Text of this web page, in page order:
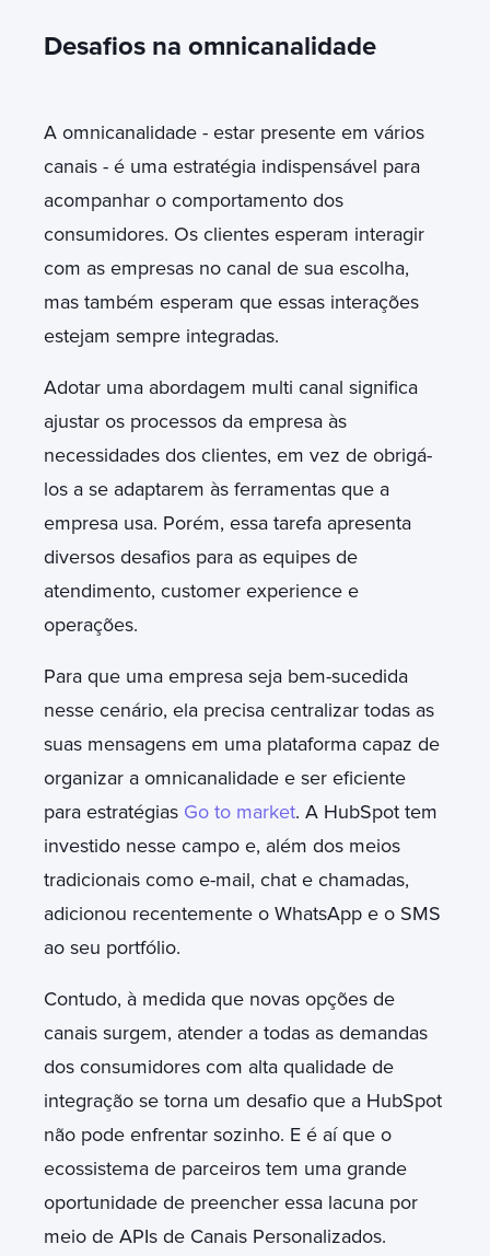
Desafios na omnicanalidade
A omnicanalidade - estar presente em vários
canais - é uma estratégia indispensável para
acompanhar o comportamento dos
consumidores. Os clientes esperam interagir
com as empresas no canal de sua escolha,
mas também esperam que essas interações
estejam sempre integradas.
Adotar uma abordagem multi canal significa
ajustar os processos da empresa às
necessidades dos clientes, em vez de obrigá-
los a se adaptarem às ferramentas que a
empresa usa. Porém, essa tarefa apresenta
diversos desafios para as equipes de
atendimento, customer experience e
operações.
Para que uma empresa seja bem-sucedida
nesse cenário, ela precisa centralizar todas as
suas mensagens em uma plataforma capaz de
organizar a omnicanalidade e ser eficiente
para estratégias Go to market. A HubSpot tem
investido nesse campo e, além dos meios
tradicionais como e-mail, chat e chamadas,
adicionou recentemente o WhatsApp e o SMS
ao seu portfólio.
Contudo, à medida que novas opções de
canais surgem, atender a todas as demandas
dos consumidores com alta qualidade de
integração se torna um desafio que a HubSpot
não pode enfrentar sozinho. E é aí que o
ecossistema de parceiros tem uma grande
oportunidade de preencher essa lacuna por
meio de APIs de Canais Personalizados.